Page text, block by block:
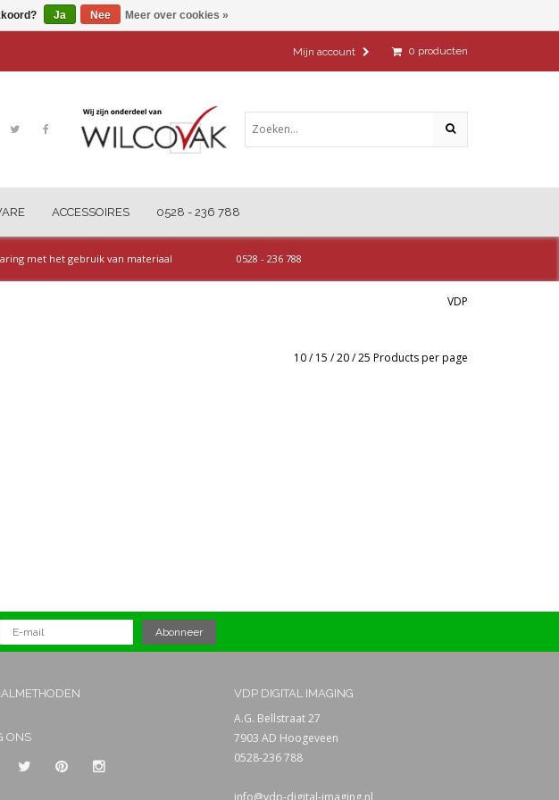
0 producten
Mijn account
ACCESSOIRES 0528 - 236 788
met het gebruik van materiaal 0528 - 236 788
VDP
10/15 /20/25 Products per page
ONS
VDP DIGITAL IMAGING
A.G. Bellstraat 27
7903 AD Hoogeveen
0528-236 788
info@vdp-digital-imaging.nl
Ja Nee Meer over cookies »